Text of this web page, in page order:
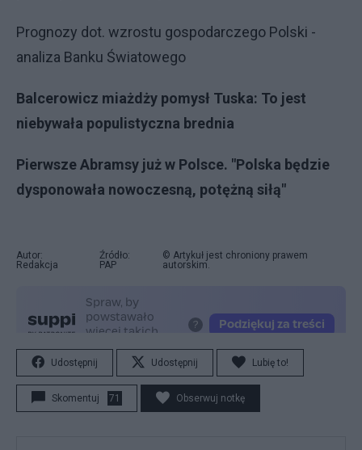
Prognozy dot. wzrostu gospodarczego Polski -
analiza Banku Światowego
Balcerowicz miażdży pomysł Tuska: To jest
niebywała populistyczna brednia
Pierwsze Abramsy już w Polsce. "Polska będzie
dysponowała nowoczesną, potężną siłą"
Autor:
Redakcja
Źródło:
PAP
© Artykuł jest chroniony prawem
autorskim.
Udostępnij Udostępnij Lubię to!
Skomentuj 71 Obserwuj notkę